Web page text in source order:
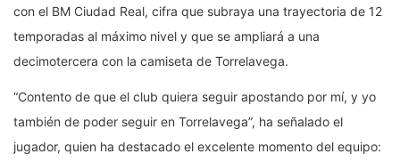
con el BM Ciudad Real, cifra que subraya una trayectoria de 12
temporadas al máximo nivel y que se ampliará a una
decimotercera con la camiseta de Torrelavega.
“Contento de que el club quiera seguir apostando por mí, y yo
también de poder seguir en Torrelavega”, ha señalado el
jugador, quien ha destacado el excelente momento del equipo: